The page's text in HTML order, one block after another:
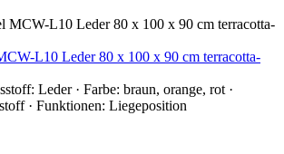
L10 Leder 80 x 100 x 90 cm terracotta-
Leder · Farbe: braun, orange, rot ·
· Funktionen: Liegeposition